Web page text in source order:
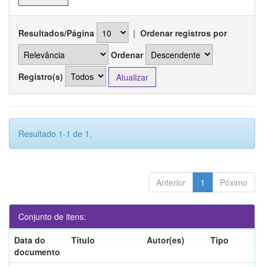
Resultados/Página | Ordenar registros por
Ordenar
Registro(s)
Resultado 1-1 de 1.
Anterior 1 Póximo
Conjunto de itens:
Data do
documento
Título Autor(es) Tipo